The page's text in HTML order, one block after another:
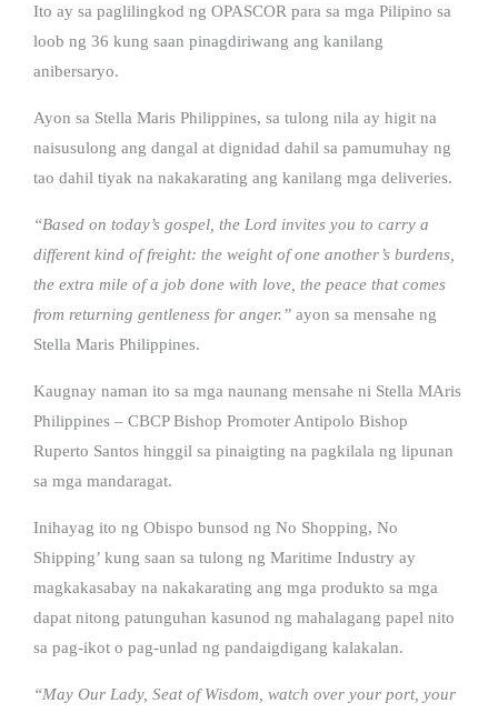
Ito ay sa paglilingkod ng OPASCOR para sa mga Pilipino sa
loob ng 36 kung saan pinagdiriwang ang kanilang
anibersaryo.
Ayon sa Stella Maris Philippines, sa tulong nila ay higit na
naisusulong ang dangal at dignidad dahil sa pamumuhay ng
tao dahil tiyak na nakakarating ang kanilang mga deliveries.
“Based on today’s gospel, the Lord invites you to carry a
different kind of freight: the weight of one another’s burdens,
the extra mile of a job done with love, the peace that comes
from returning gentleness for anger.” ayon sa mensahe ng
Stella Maris Philippines.
Kaugnay naman ito sa mga naunang mensahe ni Stella MAris
Philippines – CBCP Bishop Promoter Antipolo Bishop
Ruperto Santos hinggil sa pinaigting na pagkilala ng lipunan
sa mga mandaragat.
Inihayag ito ng Obispo bunsod ng No Shopping, No
Shipping’ kung saan sa tulong ng Maritime Industry ay
magkakasabay na nakakarating ang mga produkto sa mga
dapat nitong patunguhan kasunod ng mahalagang papel nito
sa pag-ikot o pag-unlad ng pandaigdigang kalakalan.
“May Our Lady, Seat of Wisdom, watch over your port, your